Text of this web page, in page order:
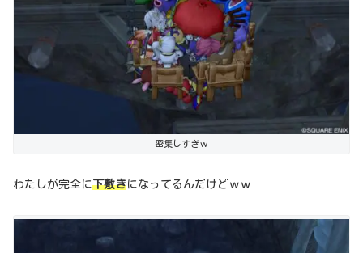
密集しすぎｗ
わたしが完全に下敷きになってるんだけどｗｗ